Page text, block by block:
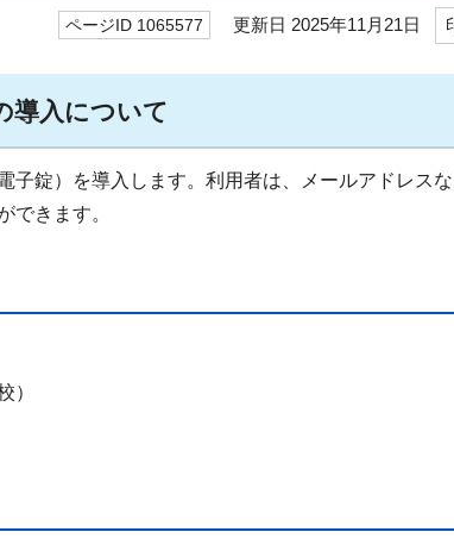
ページID 1065577 更新日 2025年11月21日
導入について
子錠）を導入します。利用者は、メールアドレスな
できます。
）